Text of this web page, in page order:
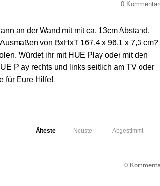
0
an der Wand mit mit ca. 13cm Abstand.
von BxHxT 167,4 x 96,1 x 7,3 cm?
Würdet ihr mit HUE Play oder mit den
Play rechts und links seitlich am TV oder
für Eure Hilfe!
Abgestimmt
Neuste
Älteste
0